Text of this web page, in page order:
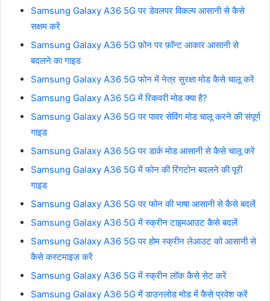
Samsung Galaxy A36 5G पर डेवलपर विकल्प आसानी से कैसे
सक्षम करें
Samsung Galaxy A36 5G फ़ोन पर फ़ॉन्ट आकार आसानी से
बदलने का गाइड
Samsung Galaxy A36 5G फोन में नेत्र सुरक्षा मोड कैसे चालू करें
Samsung Galaxy A36 5G में रिकवरी मोड क्या है?
Samsung Galaxy A36 5G पर पावर सेविंग मोड चालू करने की संपूर्ण
गाइड
Samsung Galaxy A36 5G पर डार्क मोड आसानी से कैसे चालू करें
Samsung Galaxy A36 5G में फोन की रिंगटोन बदलने की पूरी
गाइड
Samsung Galaxy A36 5G पर फोन की भाषा आसानी से कैसे बदलें
Samsung Galaxy A36 5G में स्क्रीन टाइमआउट कैसे बदलें
Samsung Galaxy A36 5G पर होम स्क्रीन लेआउट को आसानी से
कैसे कस्टमाइज़ करें
Samsung Galaxy A36 5G में स्क्रीन लॉक कैसे सेट करें
Samsung Galaxy A36 5G में डाउनलोड मोड में कैसे प्रवेश करें